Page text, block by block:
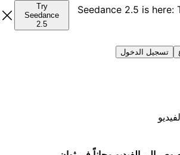
Seedance 2.5 is
Try
Seedance
2.5
تسجيل الدخول